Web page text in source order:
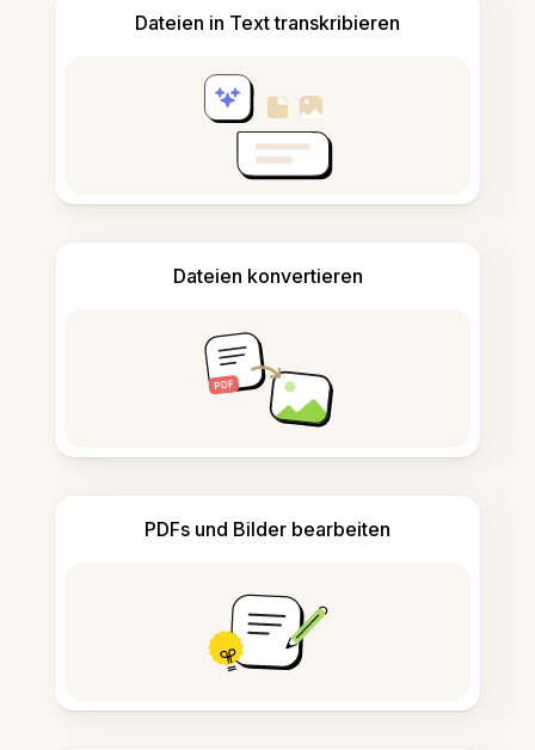
Dateien in Text transkribieren
Dateien konvertieren
PDFs und Bilder bearbeiten